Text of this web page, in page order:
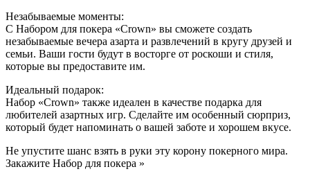
Незабываемые моменты:
С Набором для покера «Crown» вы сможете создать
незабываемые вечера азарта и развлечений в кругу друзей и
семьи. Ваши гости будут в восторге от роскоши и стиля,
которые вы предоставите им.
Идеальный подарок:
Набор «Crown» также идеален в качестве подарка для
любителей азартных игр. Сделайте им особенный сюрприз,
который будет напоминать о вашей заботе и хорошем вкусе.
Не упустите шанс взять в руки эту корону покерного мира.
Закажите Набор для покера »